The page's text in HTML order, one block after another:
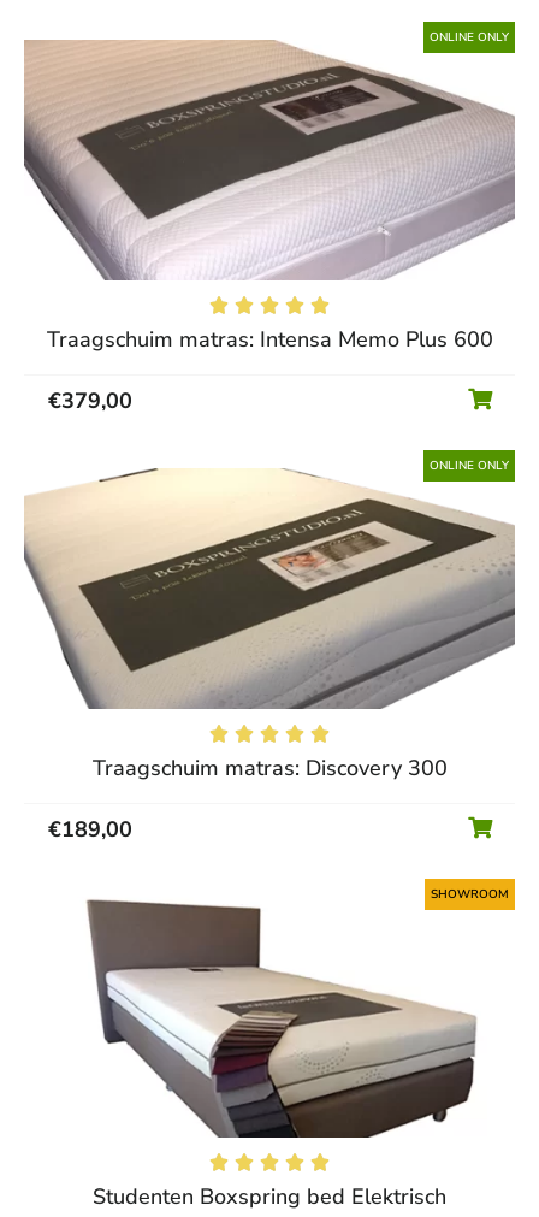
ONLINE ONLY
    
Traagschuim matras: Intensa Memo Plus 600
€379,00
ONLINE ONLY
    
Traagschuim matras: Discovery 300
€189,00
SHOWROOM
    
Studenten Boxspring bed Elektrisch